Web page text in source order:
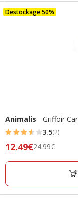
Destockage 50%
Animalis - Griffoir
3.5
étoiles
avec
avis
3.5(2)
Prix
précédent
prix
final
12.49€24.99€